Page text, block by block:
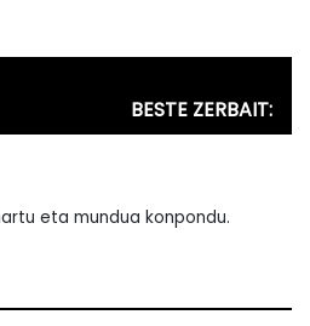
BESTE ZERBAIT:
eta mundua konpondu.